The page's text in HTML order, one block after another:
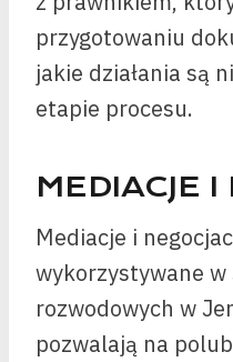
przygotowaniu
jakie działania są
etapie procesu.
MEDIACJE I
Mediacje i
wykorzystywane w
rozwodowych w
pozwalają na